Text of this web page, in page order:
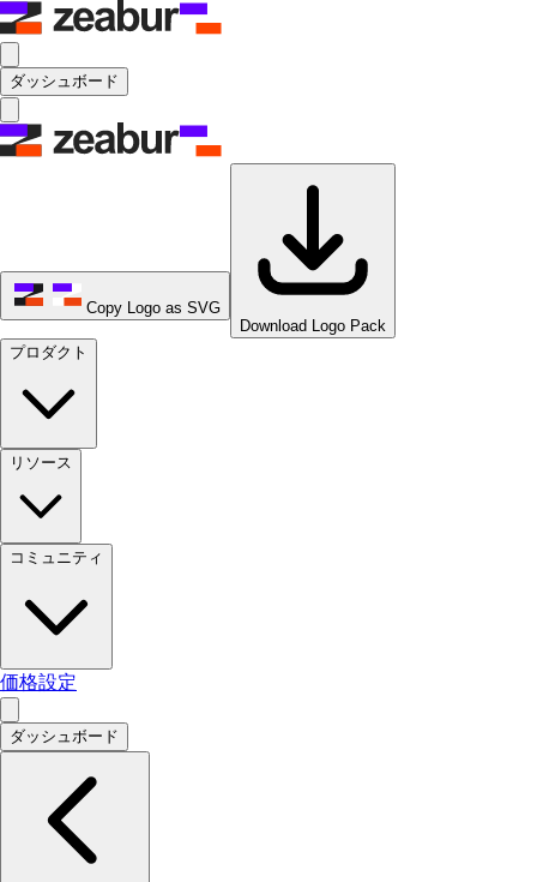
ダッシュボード
Copy Logo as SVG
Download Logo Pack
プロダクト
リソース
コミュニティ
価格設定
ダッシュボード